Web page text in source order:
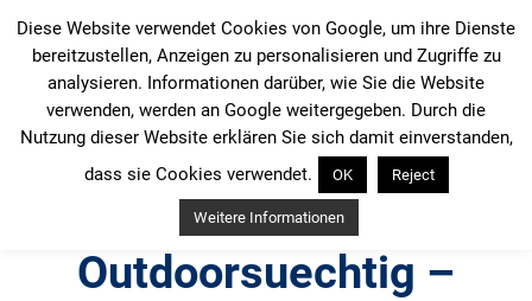
Inhalt
springen
Outdoorsuechtig –
Diese Website verwendet Cookies von Google, um ihre Dienste
bereitzustellen, Anzeigen zu personalisieren und Zugriffe zu
analysieren. Informationen darüber, wie Sie die Website
verwenden, werden an Google weitergegeben. Durch die
Nutzung dieser Website erklären Sie sich damit einverstanden,
dass sie Cookies verwendet.
OK Reject
Weitere Informationen